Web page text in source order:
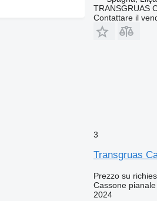
TRANSGRUAS
Contattare il
3
Transgruas
Prezzo su
Cassone pianale
2024